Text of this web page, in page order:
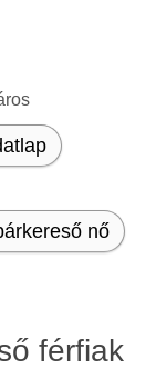
nő
férfiak